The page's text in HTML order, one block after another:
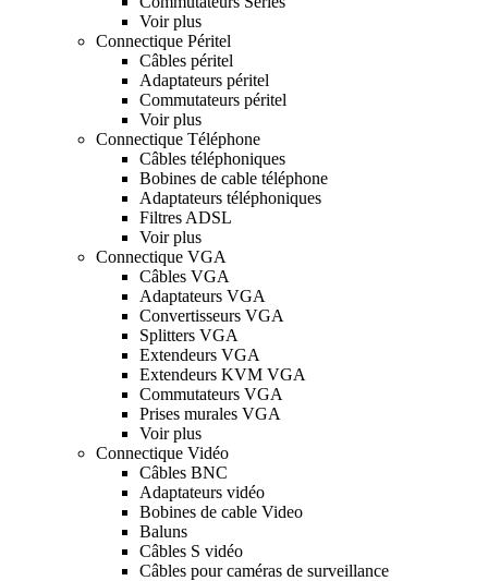
Voir plus
Connectique Péritel
Câbles péritel
Adaptateurs péritel
Commutateurs péritel
Voir plus
Connectique Téléphone
Câbles téléphoniques
Bobines de cable téléphone
Adaptateurs téléphoniques
Filtres ADSL
Voir plus
Connectique VGA
Câbles VGA
Adaptateurs VGA
Convertisseurs VGA
Splitters VGA
Extendeurs VGA
Extendeurs KVM VGA
Commutateurs VGA
Prises murales VGA
Voir plus
Connectique Vidéo
Câbles BNC
Adaptateurs vidéo
Bobines de cable Video
Baluns
Câbles S vidéo
Câbles pour caméras de surveillance